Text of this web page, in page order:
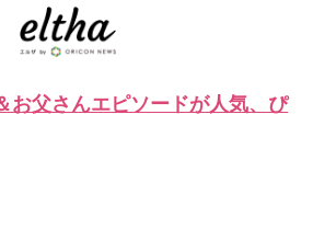
お父さんエピソードが人気、ぴ